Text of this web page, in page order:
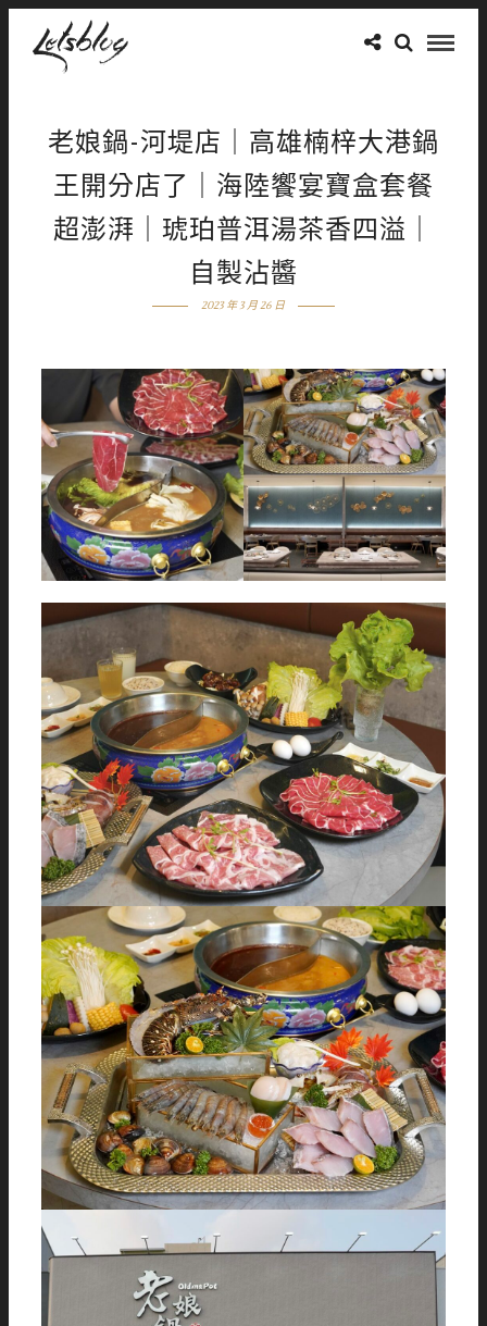
老娘鍋-河堤店｜高雄楠梓大港鍋
王開分店了｜海陸饗宴寶盒套餐
超澎湃｜琥珀普洱湯茶香四溢｜
自製沾醬
2023 年 3 月 26 日